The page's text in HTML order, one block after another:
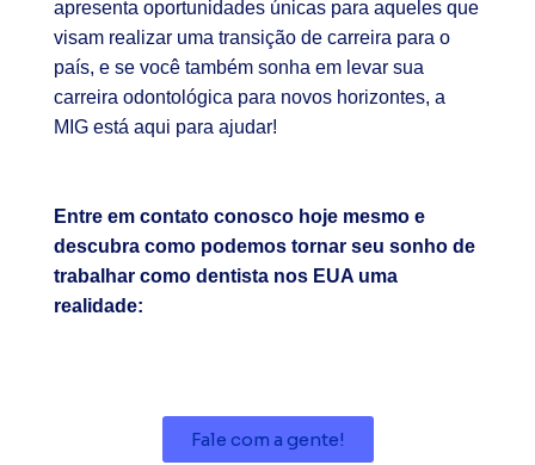
apresenta oportunidades únicas para aqueles que
visam realizar uma transição de carreira para o
país, e se você também sonha em levar sua
carreira odontológica para novos horizontes, a
MIG está aqui para ajudar!
Entre em contato conosco hoje mesmo e
descubra como podemos tornar seu sonho de
trabalhar como dentista nos EUA uma
realidade:
Fale com a gente!